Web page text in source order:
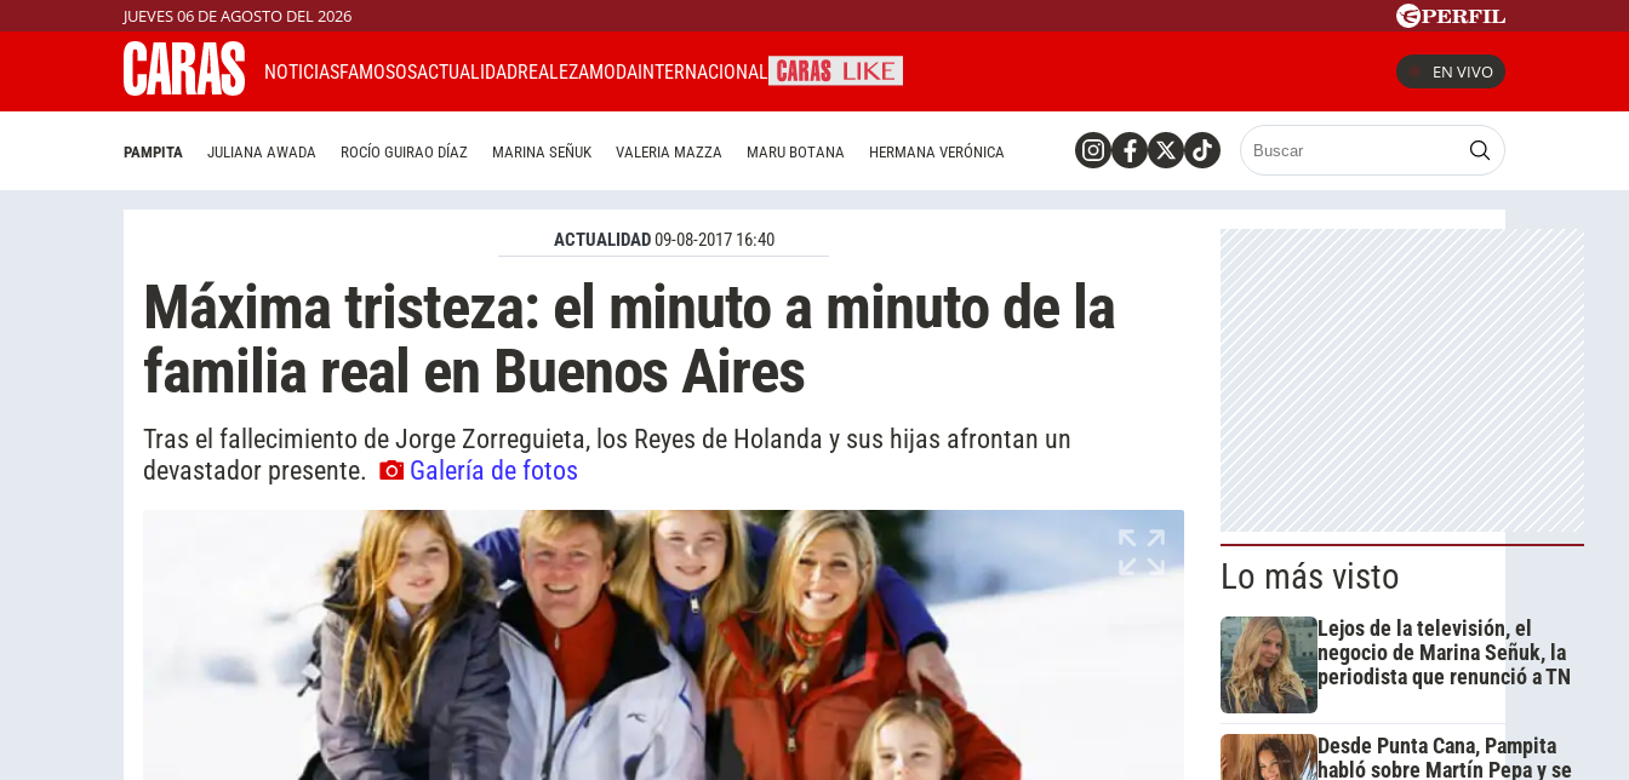
JUEVES 06 DE AGOSTO DEL 2026
NOTICIASFAMOSOSACTUALIDADREALEZAMODAINTERNACIONAL EN VIVO
PAMPITA JULIANA AWADA ROCÍO GUIRAO DÍAZ MARINA SEÑUK VALERIA MAZZA MARU BOTANA HERMANA VERÓNICA
ACTUALIDAD09-08-2017 16:40
Máxima tristeza: el minuto a minuto de la
familia real en Buenos Aires
Tras el fallecimiento de Jorge Zorreguieta, los Reyes de Holanda y sus hijas afrontan un
devastador presente.
Galería de fotos
Lo más visto
Lejos de la televisión, el
negocio de Marina Señuk, la
periodista que renunció a TN
Desde Punta Cana, Pampita
habló sobre Martín Pepa y se